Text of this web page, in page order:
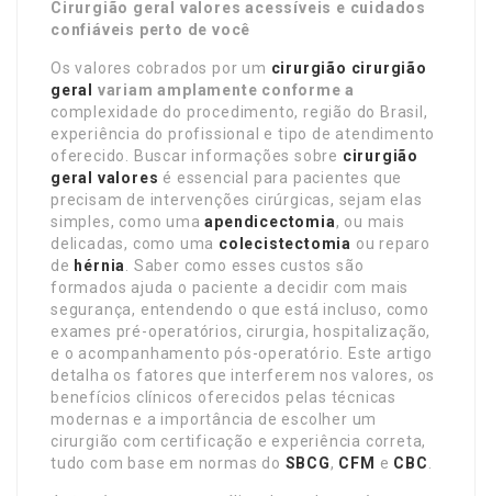
Cirurgião geral valores acessíveis e cuidados
confiáveis perto de você
Os valores cobrados por um cirurgião cirurgião
geral
variam amplamente conforme a
complexidade do procedimento, região do Brasil,
experiência do profissional e tipo de atendimento
oferecido. Buscar informações sobre cirurgião
geral valores é essencial para pacientes que
precisam de intervenções cirúrgicas, sejam elas
simples, como umaapendicectomia, ou mais
delicadas, como uma colecistectomia ou reparo
de hérnia
. Saber como esses custos são
formados ajuda o paciente a decidir com mais
segurança, entendendo o que está incluso, como
exames pré-operatórios, cirurgia, hospitalização,
e o acompanhamento pós-operatório. Este artigo
detalha os fatores que interferem nos valores, os
benefícios clínicos oferecidos pelas técnicas
modernas e a importância de escolher um
cirurgião com certificação e experiência correta,
tudo com base em normas do SBCG, CFM e CBC